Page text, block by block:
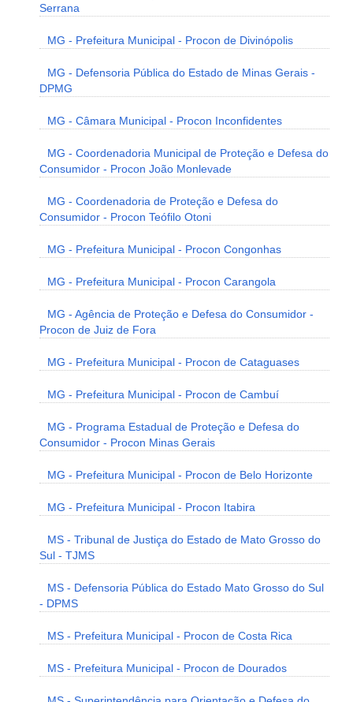
Serrana
MG - Prefeitura Municipal - Procon de Divinópolis
MG - Defensoria Pública do Estado de Minas Gerais -
DPMG
MG - Câmara Municipal - Procon Inconfidentes
MG - Coordenadoria Municipal de Proteção e Defesa do
Consumidor - Procon João Monlevade
MG - Coordenadoria de Proteção e Defesa do
Consumidor - Procon Teófilo Otoni
MG - Prefeitura Municipal - Procon Congonhas
MG - Prefeitura Municipal - Procon Carangola
MG - Agência de Proteção e Defesa do Consumidor -
Procon de Juiz de Fora
MG - Prefeitura Municipal - Procon de Cataguases
MG - Prefeitura Municipal - Procon de Cambuí
MG - Programa Estadual de Proteção e Defesa do
Consumidor - Procon Minas Gerais
MG - Prefeitura Municipal - Procon de Belo Horizonte
MG - Prefeitura Municipal - Procon Itabira
MS - Tribunal de Justiça do Estado de Mato Grosso do
Sul - TJMS
MS - Defensoria Pública do Estado Mato Grosso do Sul
- DPMS
MS - Prefeitura Municipal - Procon de Costa Rica
MS - Prefeitura Municipal - Procon de Dourados